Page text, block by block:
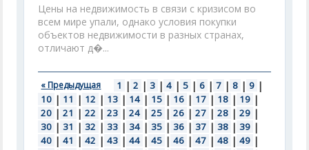
Цены на недвижимость в связи с кризисом во
всем мире упали, однако условия покупки
объектов недвижимости в разных странах,
отличают д�...
« Предыдущая 1 | 2 | 3 | 4 | 5 | 6 | 7 | 8 | 9 |
10 | 11 | 12 | 13 | 14 | 15 | 16 | 17 | 18 | 19 |
20 | 21 | 22 | 23 | 24 | 25 | 26 | 27 | 28 | 29 |
30 | 31 | 32 | 33 | 34 | 35 | 36 | 37 | 38 | 39 |
40 | 41 | 42 | 43 | 44 | 45 | 46 | 47 | 48 | 49 |